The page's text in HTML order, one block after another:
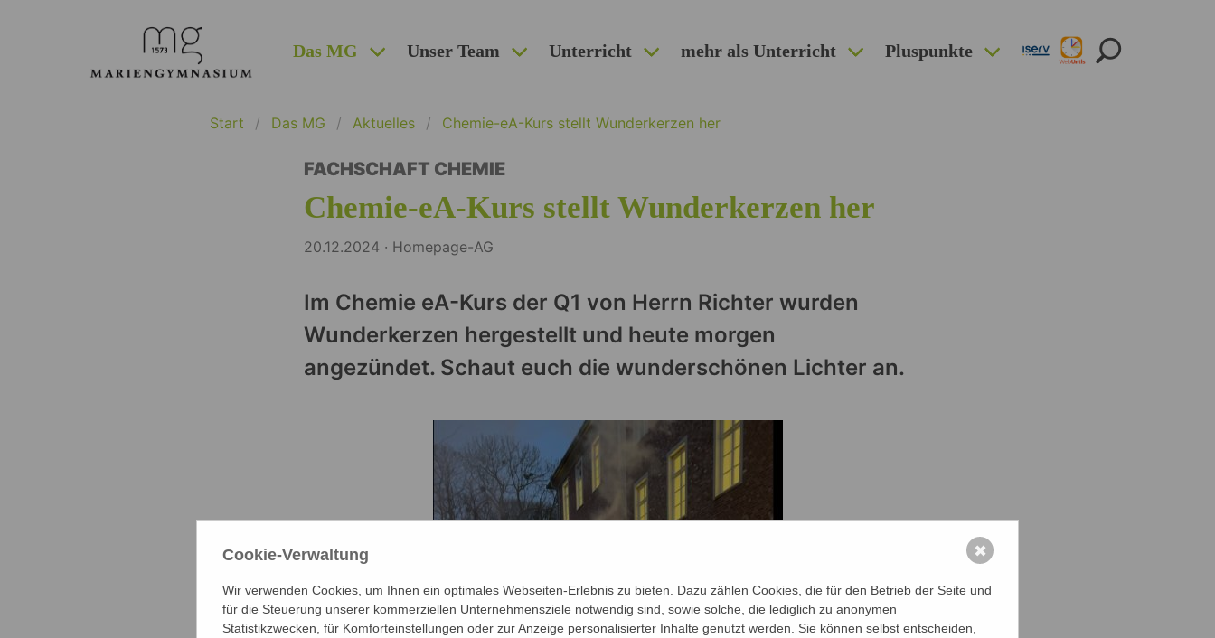
Das MG Unser Team Unterricht mehr als Unterricht Pluspunkte
Start Das MG Aktuelles Chemie-eA-Kurs stellt Wunderkerzen her
FACHSCHAFT CHEMIE
Chemie-eA-Kurs stellt Wunderkerzen her
20.12.2024 · Homepage-AG
Im Chemie eA-Kurs der Q1 von Herrn Richter wurden
Wunderkerzen hergestellt und heute morgen
angezündet. Schaut euch die wunderschönen Lichter an.
Cookie-Verwaltung
Wir verwenden Cookies, um Ihnen ein optimales Webseiten-Erlebnis zu bieten. Dazu zählen Cookies, die für den Betrieb der Seite und
für die Steuerung unserer kommerziellen Unternehmensziele notwendig sind, sowie solche, die lediglich zu anonymen
Statistikzwecken, für Komforteinstellungen oder zur Anzeige personalisierter Inhalte genutzt werden. Sie können selbst entscheiden,
✖